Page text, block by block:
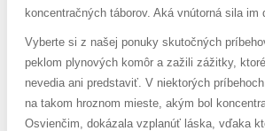
koncentračných táborov. Aká vnútorná sila im
Vyberte si z našej ponuky skutočných
peklom plynových komôr a zažili zážitky,
nevedia ani predstaviť. V niektorých
na takom hroznom mieste, akým bol
Osvienčim, dokázala vzplanúť láska, vďaka